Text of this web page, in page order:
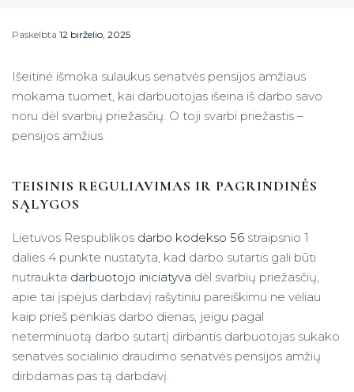
Paskelbta 12 birželio, 2025
Išeitinė išmoka sulaukus senatvės pensijos amžiaus
mokama tuomet, kai darbuotojas išeina iš darbo savo
noru dėl svarbių priežasčių. O toji svarbi priežastis –
pensijos amžius.
TEISINIS REGULIAVIMAS IR PAGRINDINĖS
SĄLYGOS
Lietuvos Respublikos darbo kodekso 56 straipsnio 1
dalies 4 punkte nustatyta, kad darbo sutartis gali būti
nutraukta darbuotojo iniciatyva dėl svarbių priežasčių,
apie tai įspėjus darbdavį rašytiniu pareiškimu ne vėliau
kaip prieš penkias darbo dienas, jeigu pagal
neterminuotą darbo sutartį dirbantis darbuotojas sukako
senatvės socialinio draudimo senatvės pensijos amžių
dirbdamas pas tą darbdavį.